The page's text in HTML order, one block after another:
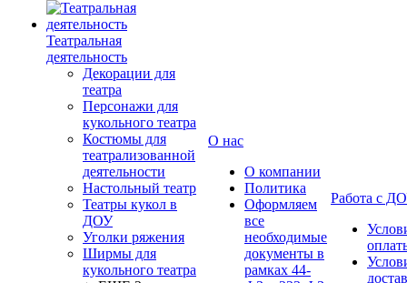
Театральная
деятельность
Декорации для
театра
Персонажи для
кукольного театра
Костюмы для
театрализованной
деятельности
Настольный театр
Театры кукол в
ДОУ
Уголки ряжения
Ширмы для
кукольного театра
О нас
О компании
Политика
Оформляем
все
необходимые
документы в
рамках 44-
Работа с